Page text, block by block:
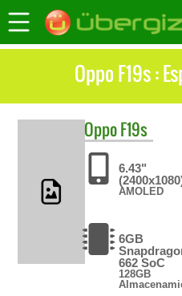
Oppo F19s :
OppoF19s
6.43"
AMOLED
6GB
662 SoC
128GB